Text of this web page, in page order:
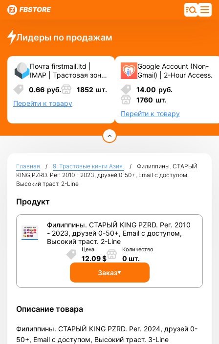
Лидеры по продажам
Почта firstmail.ltd |
IMAP | Трастовая зона
.COM ❗️ Новые, Чистые
❗️ С реальными
логинами | ☑️
Специально для ФБ/
0.66 руб. 1852 шт.
Перейти к товару
Google Account (Non-
Gmail) | 2-Hour Access.
14.00 руб.
1760 шт.
Перейти к товару
Главная 9. Трастовые кинги Азия.
Филиппины. СТАРЫЙ
KING PZRD. Рег. 2010 - 2023, друзей 0-50+, Email с доступом,
Высокий траст. 2-Line
Продукт
Филиппины. СТАРЫЙ KING PZRD. Рег. 2010
- 2023, друзей 0-50+, Email с доступом,
Высокий траст. 2-Line
Цена
12.09 $
Количество
0 шт.
Заказ
Описание товара
Филиппины. СТАРЫЙ KING PZRD. Рег. 2024, друзей 0-
50+, Email с доступом, Высокий траст. 3-Line